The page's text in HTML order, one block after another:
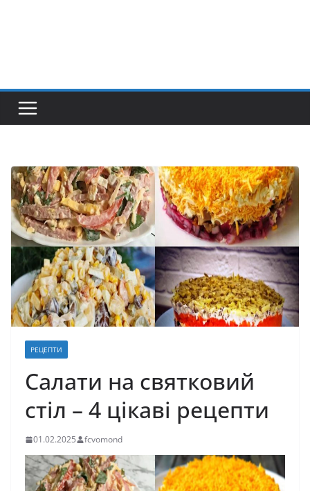
РЕЦЕПТИ
Салати на святковий
стіл – 4 цікаві рецепти
01.02.2025 fcvomond